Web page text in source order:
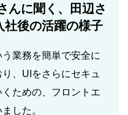
んに聞く、田辺さ
社後の活躍の様子
業務を簡単で安全に
、UIをさらにセキュ
ための、フロントエ
した。